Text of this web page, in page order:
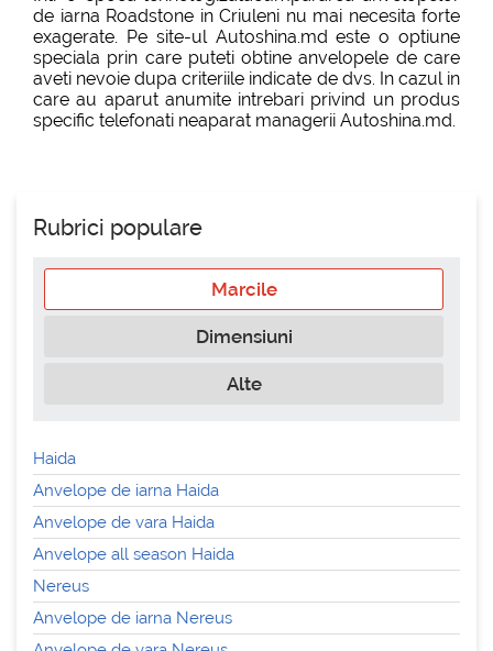
de iarna Roadstone in Criuleni nu mai necesita forte
exagerate. Pe site-ul Autoshina.md este o optiune
speciala prin care puteti obtine anvelopele de care
aveti nevoie dupa criteriile indicate de dvs. In cazul in
care au aparut anumite intrebari privind un produs
specific telefonati neaparat managerii Autoshina.md.
Rubrici populare
Marcile
Dimensiuni
Alte
Haida
Anvelope de iarna Haida
Anvelope de vara Haida
Anvelope all season Haida
Nereus
Anvelope de iarna Nereus